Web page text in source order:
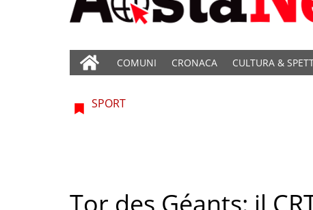
COMUNI CRONACA CULTURA &
SPORT